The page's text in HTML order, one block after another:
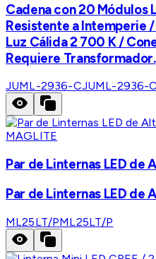
Cadena con 20 Módulos
Resistente a Intemperie
Luz Cálida 2 700 K /
Requiere Transformador.
JUML-2936-CJUML-2936-C
MAGLITE
Par de Linternas LED de
Par de Linternas LED de
ML25LT/PML25LT/P